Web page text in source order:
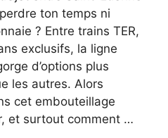
ton temps ni
? Entre trains TER,
exclusifs, la ligne
d’options plus
les autres. Alors
cet embouteillage
et surtout comment …